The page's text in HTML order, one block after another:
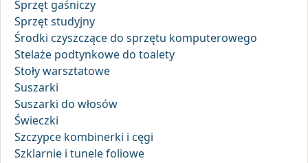
Sprzęt gaśniczy
Sprzęt studyjny
Środki czyszczące do sprzętu komputerowego
Stelaże podtynkowe do toalety
Stoły warsztatowe
Suszarki
Suszarki do włosów
Świeczki
Szczypce kombinerki i cęgi
Szklarnie i tunele foliowe